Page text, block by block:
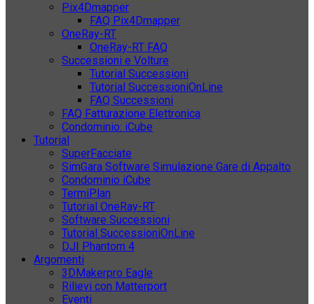
Pix4Dmapper
FAQ Pix4Dmapper
OneRay-RT
OneRay-RT FAQ
Successioni e Volture
Tutorial Successioni
Tutorial SuccessioniOnLine
FAQ Successioni
FAQ Fatturazione Elettronica
Condominio: iCube
Tutorial
SuperFacciate
SimGara Software Simulazione Gare di Appalto
Condominio iCube
TermiPlan
Tutorial OneRay-RT
Software Successioni
Tutorial SuccessioniOnLine
DJI Phantom 4
Argomenti
3DMakerpro Eagle
Rilievi con Matterport
Eventi